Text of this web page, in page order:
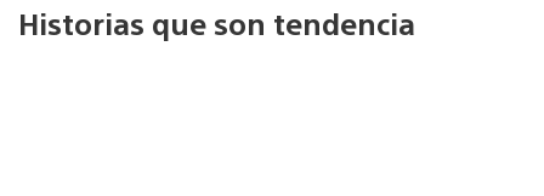
Historias que son tendencia